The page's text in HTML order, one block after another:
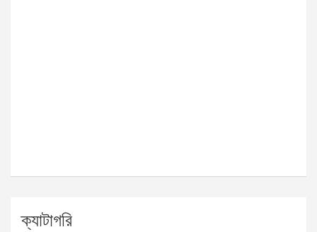
ক্যাটাগরি